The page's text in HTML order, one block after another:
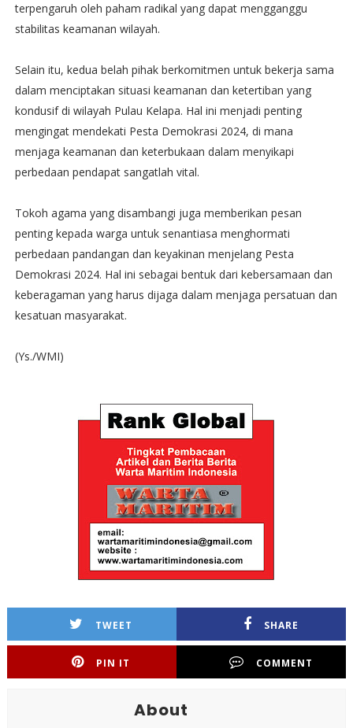
terpengaruh oleh paham radikal yang dapat mengganggu
stabilitas keamanan wilayah.
Selain itu, kedua belah pihak berkomitmen untuk bekerja sama
dalam menciptakan situasi keamanan dan ketertiban yang
kondusif di wilayah Pulau Kelapa. Hal ini menjadi penting
mengingat mendekati Pesta Demokrasi 2024, di mana
menjaga keamanan dan keterbukaan dalam menyikapi
perbedaan pendapat sangatlah vital.
Tokoh agama yang disambangi juga memberikan pesan
penting kepada warga untuk senantiasa menghormati
perbedaan pandangan dan keyakinan menjelang Pesta
Demokrasi 2024. Hal ini sebagai bentuk dari kebersamaan dan
keberagaman yang harus dijaga dalam menjaga persatuan dan
kesatuan masyarakat.
(Ys./WMI)
TWEET SHARE
PIN IT COMMENT
About